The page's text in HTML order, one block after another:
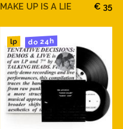
MAKE UP IS A LIE € 35
lp do 24h